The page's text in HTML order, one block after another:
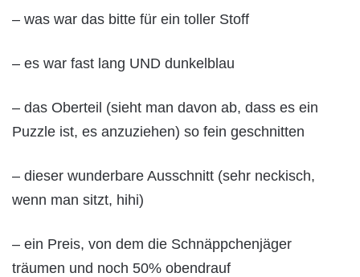
– was war das bitte für ein toller Stoff
– es war fast lang UND dunkelblau
– das Oberteil (sieht man davon ab, dass es ein
Puzzle ist, es anzuziehen) so fein geschnitten
– dieser wunderbare Ausschnitt (sehr neckisch,
wenn man sitzt, hihi)
– ein Preis, von dem die Schnäppchenjäger
träumen und noch 50% obendrauf